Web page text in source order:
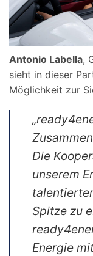
Antonio Labella,
sieht in dieser
Möglichkeit zur
Die
unserem
Spitze zu
Energie